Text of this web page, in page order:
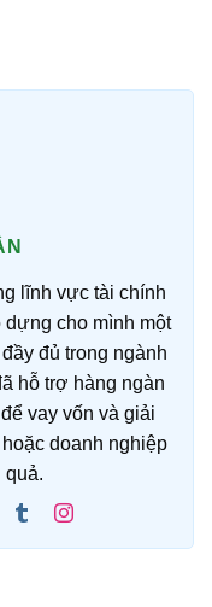
lĩnh vực tài chính
cho mình một
đủ trong ngành
hỗ trợ hàng ngàn
vay vốn và giải
doanh nghiệp
quả.